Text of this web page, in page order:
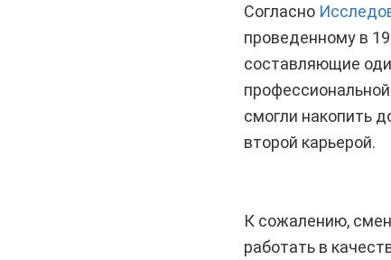
Согласно
проведенному в
составляющие
смогли накопить
второй карьерой.
К сожалению,
работать в